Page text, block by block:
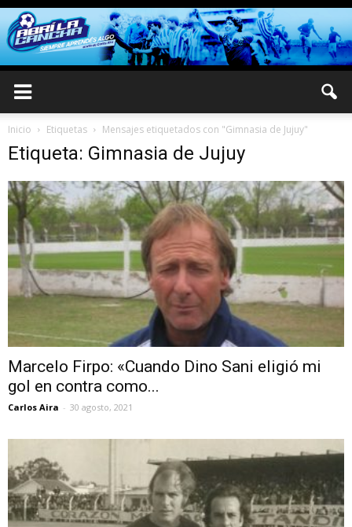
Inicio Etiquetas Mensajes etiquetados con "Gimnasia de Jujuy"
Etiqueta: Gimnasia de Jujuy
Marcelo Firpo: «Cuando Dino Sani eligió mi
gol en contra como...
Carlos Aira - 30 agosto, 2021